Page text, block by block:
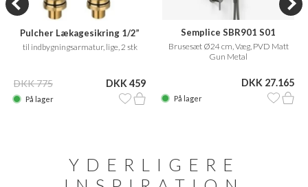
Pulcher Lækagesikring 1/2”
til indbygningsarmatur, lige, 2 stk
DKK 775 DKK 459
På lager
Semplice SBR901 S01
Brusesæt Ø24 cm, Væg, PVD Matt
Gun Metal
DKK 27.165
På lager
YDERLIGERE